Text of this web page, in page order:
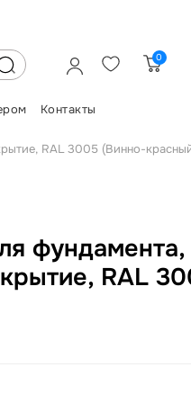
0
Контакты
RAL 3005 (Винно-
RAL